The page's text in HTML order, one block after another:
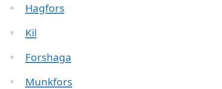
Hagfors
Kil
Forshaga
Munkfors